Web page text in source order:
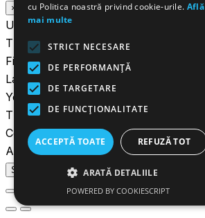
×
Username*
This username already exists
First name*
Last name*
Your email*
This email already exists
Confirm email*
A password will be emailed to you.
cu Politica noastră privind cookie-urile. Află
mai multe
STRICT NECESARE
DE PERFORMANȚĂ
DE TARGETARE
DE FUNCŢIONALITATE
ACCEPTĂ TOATE REFUZĂ TOT
ARATĂ DETALIILE
POWERED BY COOKIESCRIPT